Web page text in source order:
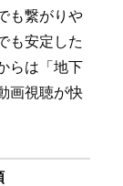
も繋がりや
も安定した
らは「地下
画視聴が快